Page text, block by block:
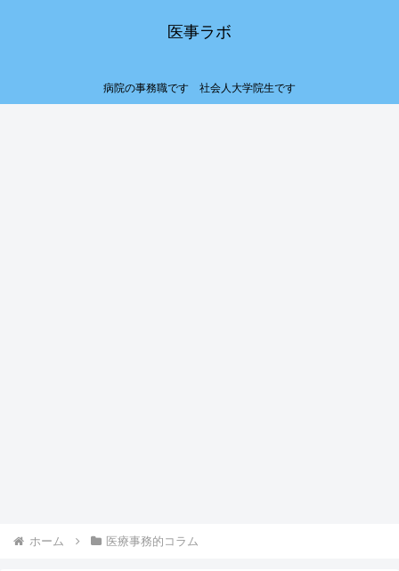
医事ラボ
病院の事務職です 社会人大学院生です
ホーム 医療事務的コラム